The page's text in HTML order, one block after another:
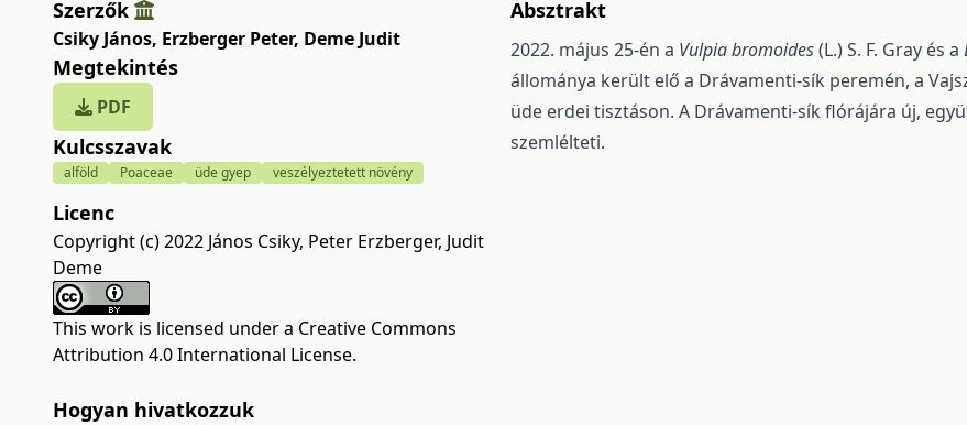
Szerzők
Csiky János, Erzberger Peter, Deme Judit
Megtekintés
PDF
Kulcsszavak
alföld Poaceae üde gyep veszélyeztetett növény
Licenc
Copyright (c) 2022 János Csiky, Peter Erzberger, Judit
Deme
This work is licensed under a Creative Commons
Attribution 4.0 International License.
Hogyan hivatkozzuk
Absztrakt
2022. május 25-én a Vulpia bromoides(L.) S. F. Gray és a
állománya került elő a Drávamenti-sík peremén, a
üde erdei tisztáson. A Drávamenti-sík flórájára új,
szemlélteti.